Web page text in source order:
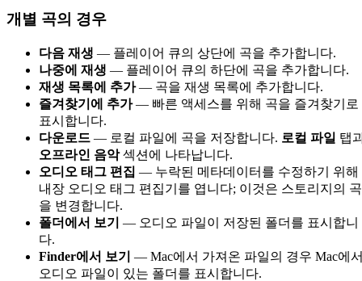
개별 곡의 경우
다음 재생 — 플레이어 큐의 상단에 곡을 추가합니다.
나중에 재생 — 플레이어 큐의 하단에 곡을 추가합니다.
재생 목록에 추가— 곡을 재생 목록에 추가합니다.
즐겨찾기에 추가— 빠른 액세스를 위해 곡을 즐겨찾기로
표시합니다.
다운로드 — 로컬 파일에 곡을 저장합니다. 로컬 파일 탭
오프라인 음악섹션에 나타납니다.
오디오 태그 편집 — 누락된 메타데이터를 수정하기 위해
내장 오디오 태그 편집기를 엽니다; 이것은 스토리지의 곡
을 변경합니다.
폴더에서 보기 — 오디오 파일이 저장된 폴더를 표시합니
다.
Finder에서 보기 — Mac에서 가져온 파일의 경우 Mac에
오디오 파일이 있는 폴더를 표시합니다.